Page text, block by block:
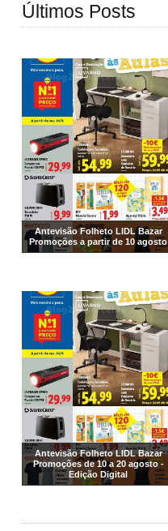
Últimos Posts
Antevisão Folheto LIDL Bazar
Promoções a partir de 10 agosto
Antevisão Folheto LIDL Bazar
Promoções de 10 a 20 agosto -
Edição Digital